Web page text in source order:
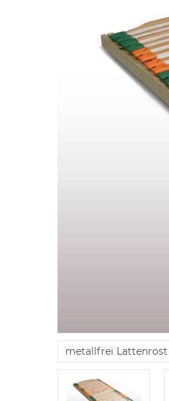
metallfrei